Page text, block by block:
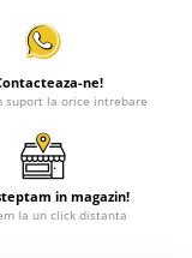
ne!
suport la orice intrebare
in magazin!
la un click distanta